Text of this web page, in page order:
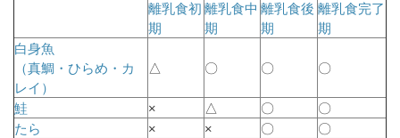
離乳食初
期
離乳食中
期
離乳食後
期
離乳食完了
期
白身魚
（真鯛・ひらめ・カ
レイ）
△ 〇 〇 〇
鮭 × △ 〇
〇
たら
× × 〇
〇